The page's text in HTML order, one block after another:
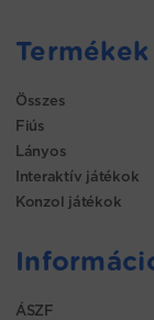
Termékek
Összes
Fiús
Lányos
Interaktív játékok
Konzol játékok
ÁSZF